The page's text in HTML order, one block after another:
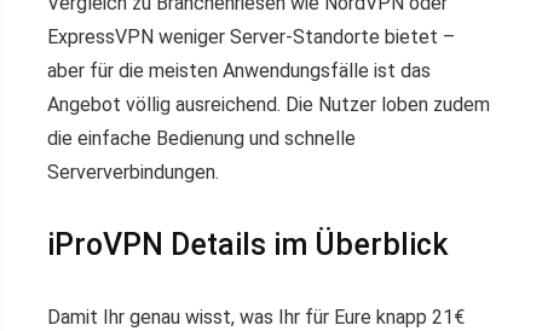
ExpressVPN weniger Server-Standorte bietet –
aber für die meisten Anwendungsfälle ist das
Angebot völlig ausreichend. Die Nutzer loben zudem
die einfache Bedienung und schnelle
Serververbindungen.
iProVPN Details im Überblick
Damit Ihr genau wisst, was Ihr für Eure knapp 21€